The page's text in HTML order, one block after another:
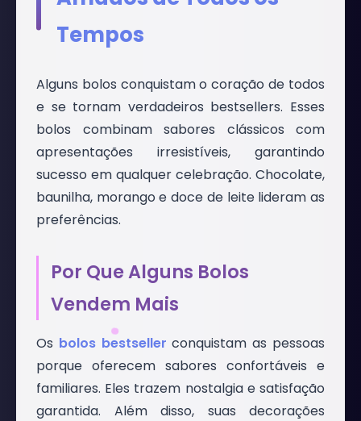
Tempos
Alguns bolos conquistam o coração de todos
e se tornam verdadeiros bestsellers. Esses
bolos combinam sabores clássicos com
apresentações irresistíveis, garantindo
sucesso em qualquer celebração. Chocolate,
baunilha, morango e doce de leite lideram as
preferências.
Por Que Alguns Bolos
Vendem Mais
Os bolos bestseller conquistam as pessoas
porque oferecem sabores confortáveis e
familiares. Eles trazem nostalgia e satisfação
garantida. Além disso, suas decorações